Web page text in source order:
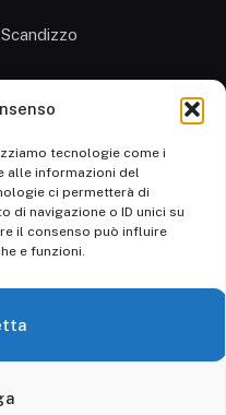
tecnologie come i
alle informazioni del
ci permetterà di
di navigazione o ID unici su
il consenso può influire
e funzioni.